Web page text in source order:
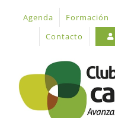
contenido
Agenda Formación
Contacto